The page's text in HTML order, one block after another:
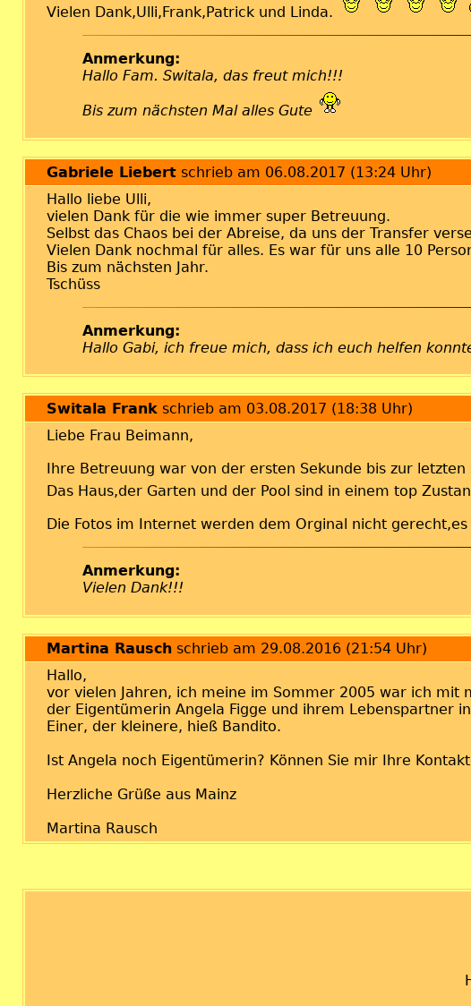
Vielen Dank,Ulli,Frank,Patrick und Linda.
Anmerkung:
Hallo Fam. Switala, das freut mich!!!
Bis zum nächsten Mal alles Gute
Gabriele Liebert schrieb am 06.08.2017 (13:24 Uhr)
Hallo liebe Ulli,
vielen Dank für die wie immer super Betreuung.
Selbst das Chaos bei der Abreise, da uns der Transfer
Vielen Dank nochmal für alles. Es war für uns alle 10
Bis zum nächsten Jahr.
Tschüss
Anmerkung:
Hallo Gabi, ich freue mich, dass ich euch helfen
Switala Frank schrieb am 03.08.2017 (18:38 Uhr)
Liebe Frau Beimann,
Ihre Betreuung war von der ersten Sekunde bis zur letzten
Das Haus,der Garten und der Pool sind in einem top
Die Fotos im Internet werden dem Orginal nicht gerecht,es
Anmerkung:
Vielen Dank!!!
Martina Rausch schrieb am 29.08.2016 (21:54 Uhr)
Hallo,
vor vielen Jahren, ich meine im Sommer 2005 war ich mit
der Eigentümerin Angela Figge und ihrem Lebenspartner
Einer, der kleinere, hieß Bandito.
Ist Angela noch Eigentümerin? Können Sie mir Ihre
Herzliche Grüße aus Mainz
Martina Rausch